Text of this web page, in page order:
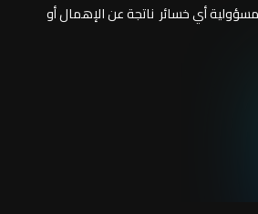
أي خسائر ناتجة عن الإهمال أو